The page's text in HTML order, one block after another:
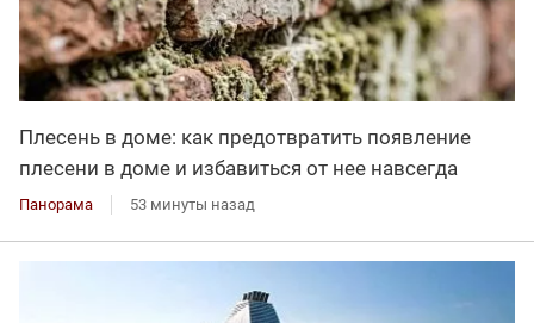
Плесень в доме: как предотвратить появление
плесени в доме и избавиться от нее навсегда
Панорама 53 минуты назад